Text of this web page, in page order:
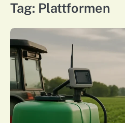
Tag: Plattformen